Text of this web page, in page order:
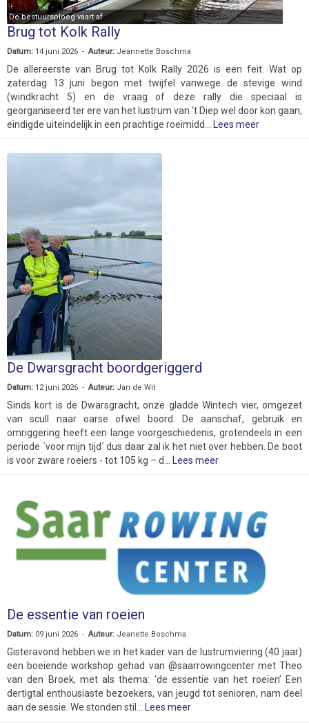
De bestuursploeg vaart af
Brug tot Kolk Rally
Datum: 14 juni 2026 -Auteur: Jeannette Boschma
De allereerste van Brug tot Kolk Rally 2026 is een feit. Wat op
zaterdag 13 juni begon met twijfel vanwege de stevige wind
(windkracht 5) en de vraag of deze rally die speciaal is
georganiseerd ter ere van het lustrum van ‘t Diep wel door kon gaan,
eindigde uiteindelijk in een prachtige roeimidd...
Lees meer
De Dwarsgracht boordgeriggerd
Datum: 12 juni 2026 -Auteur: Jan de Wit
Sinds kort is de Dwarsgracht, onze gladde Wintech vier, omgezet
van scull naar oarse ofwel boord. De aanschaf, gebruik en
omriggering heeft een lange voorgeschiedenis, grotendeels in een
periode ´voor mijn tijd´ dus daar zal ik het niet over hebben. De boot
is voor zware roeiers - tot 105 kg – d...
Lees meer
De essentie van roeien
Datum: 09 juni 2026 -Auteur: Jeanette Boschma
Gisteravond hebben we in het kader van de lustrumviering (40 jaar)
een boeiende workshop gehad van @saarrowingcenter met Theo
van den Broek, met als thema: ‘de essentie van het roeien’ Een
dertigtal enthousiaste bezoekers, van jeugd tot senioren, nam deel
aan de sessie. We stonden stil...
Lees meer